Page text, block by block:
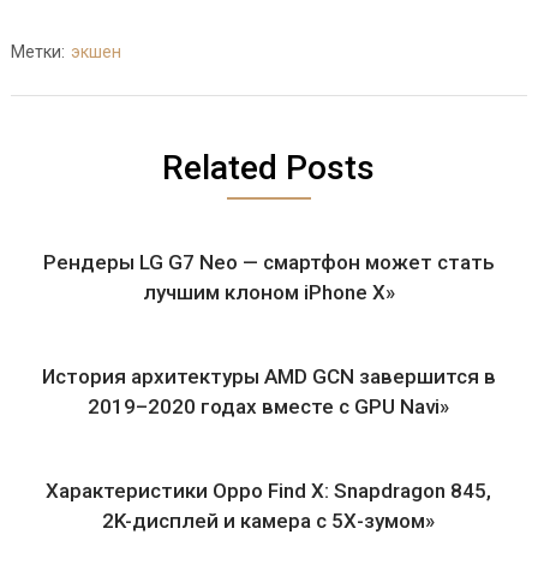
Метки: экшен
Related Posts
Рендеры LG G7 Neo — смартфон может стать
лучшим клоном iPhone X»
История архитектуры AMD GCN завершится в
2019–2020 годах вместе с GPU Navi»
Характеристики Oppo Find X: Snapdragon 845,
2K-дисплей и камера с 5Х-зумом»